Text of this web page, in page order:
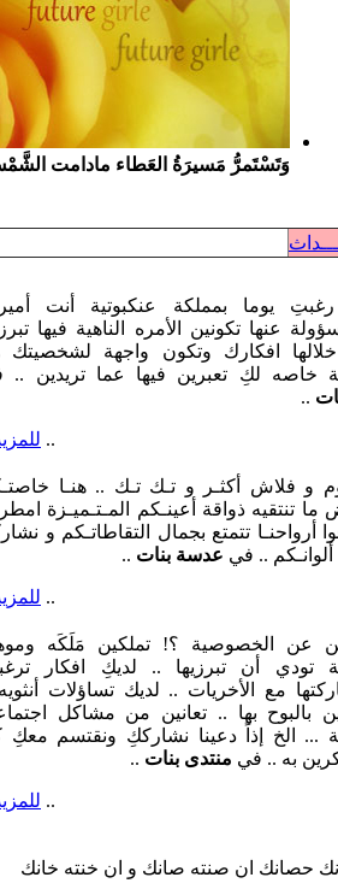
وَتَسْتَمرُّ مَسيرَةُ العَطاء مادامت
يوما بمملكة عنكبوتية أنت
عنها تكونين الأمره الناهية فيها
افكارك وتكون واجهة لشخصيتك
خاصه لكِ تعبرين فيها عما تريدين ..
و فلاش أكثـر و تـك تـك .. هنـا
ما تنتقيه ذواقة أعينـكم المـتـميـزة
أرواحنـا تتمتع بجمال التقاطاتـكم و
ألوانـكم .. في
عدسة بنات
عن الخصوصية ؟! تملكين مَلَكَه
تودي أن تبرزيها .. لديكِ افكار
مع الأخريات .. لديك تساؤلات
بالبوح بها .. تعانين من مشاكل
... الخ إذاً دعينا نشارككِ ونقتسم معكِ
به .. في منتدى بنات
حصانك ان صنته صانك و ان خنته خانك